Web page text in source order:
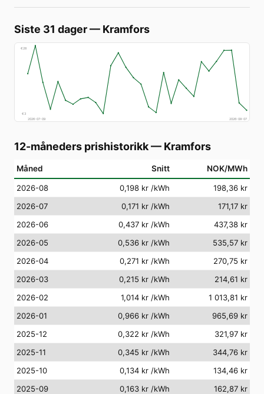
Siste 31 dager— Kramfors
€28
€3
2026-07-09
2026-08-07
12-måneders prishistorikk— Kramfors
Måned Snitt NOK/MWh
2026-08 0,198 kr /kWh
198,36 kr
2026-07
0,171 kr /kWh
171,17 kr
2026-06
0,437 kr /kWh
437,38 kr
2026-05
0,536 kr /kWh
535,57 kr
2026-04
0,271 kr /kWh
270,75 kr
2026-03
0,215 kr /kWh
214,61 kr
2026-02
1,014 kr /kWh
1 013,81 kr
2026-01
0,966 kr /kWh
965,69 kr
2025-12
0,322 kr /kWh
321,97 kr
2025-11
0,345 kr /kWh
344,76 kr
2025-10
0,134 kr /kWh
134,46 kr
2025-09
0,163 kr /kWh 162,87 kr